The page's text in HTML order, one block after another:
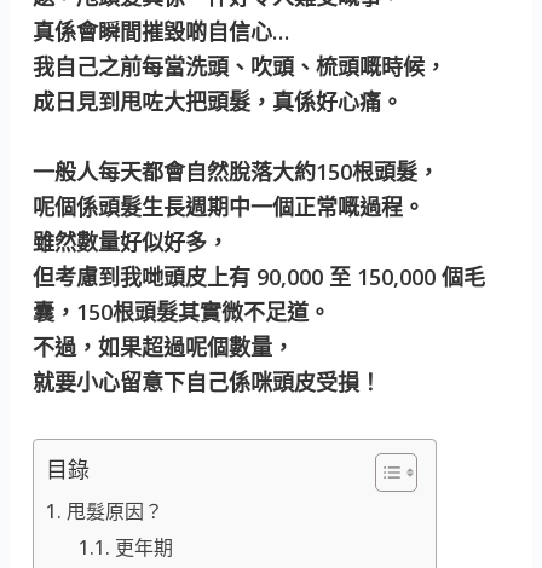
真係會瞬間摧毀啲自信心…
我自己之前每當洗頭、吹頭、梳頭嘅時候，
成日見到甩咗大把頭髮，真係好心痛。
一般人每天都會自然脫落大約150根頭髮，
呢個係頭髮生長週期中一個正常嘅過程。
雖然數量好似好多，
但考慮到我哋頭皮上有 90,000 至 150,000 個毛
囊，150根頭髮其實微不足道。
不過，如果超過呢個數量，
就要小心留意下自己係咪頭皮受損！
目錄
甩髮原因？
更年期